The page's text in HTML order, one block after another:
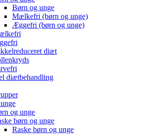
Børn og unge
Mælkefri (børn og unge)
Æggefri (børn og unge)
diæt
diætbehandling
og unge
børn og unge
Raske børn og unge